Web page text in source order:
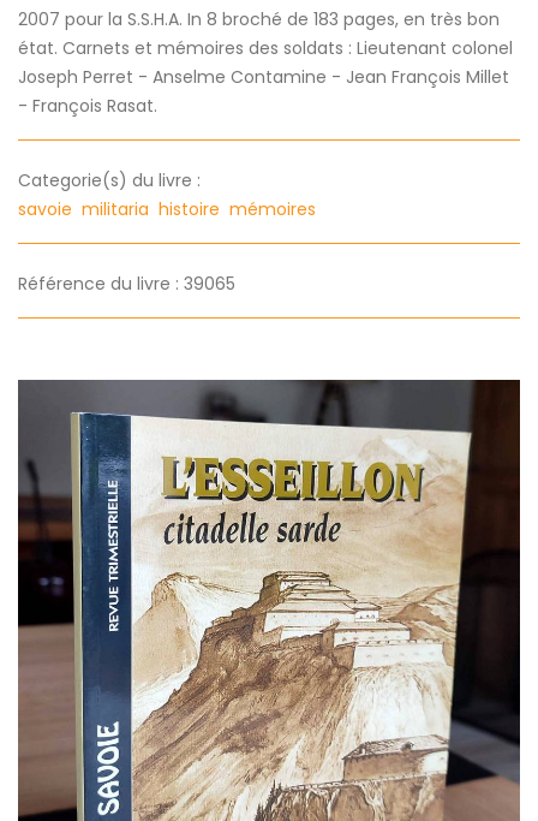
2007 pour la S.S.H.A. In 8 broché de 183 pages, en très bon
état. Carnets et mémoires des soldats : Lieutenant colonel
Joseph Perret - Anselme Contamine - Jean François Millet
- François Rasat.
Categorie(s) du livre :
savoie militaria histoire mémoires
Référence du livre : 39065